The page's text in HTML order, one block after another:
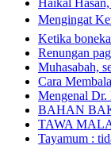
Mengingat
Ketika
Renungan
Muhasabah,
Cara
Mengenal
BAHAN
TAWA
Tayamum :